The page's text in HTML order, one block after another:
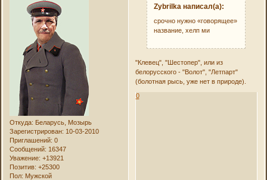
Откуда: Беларусь, Мозырь
Зарегистрирован: 10-03-2010
Приглашений: 0
Сообщений: 16347
Уважение: +13921
Позитив: +25300
Пол: Мужской
Zybrilka написал(а):
срочно нужно «говорящее»
название, хелп ми
"Клевец", "Шестопер", или из
белорусского - "Волот", "Летпарт"
(болотная рысь, уже нет в природе).
0